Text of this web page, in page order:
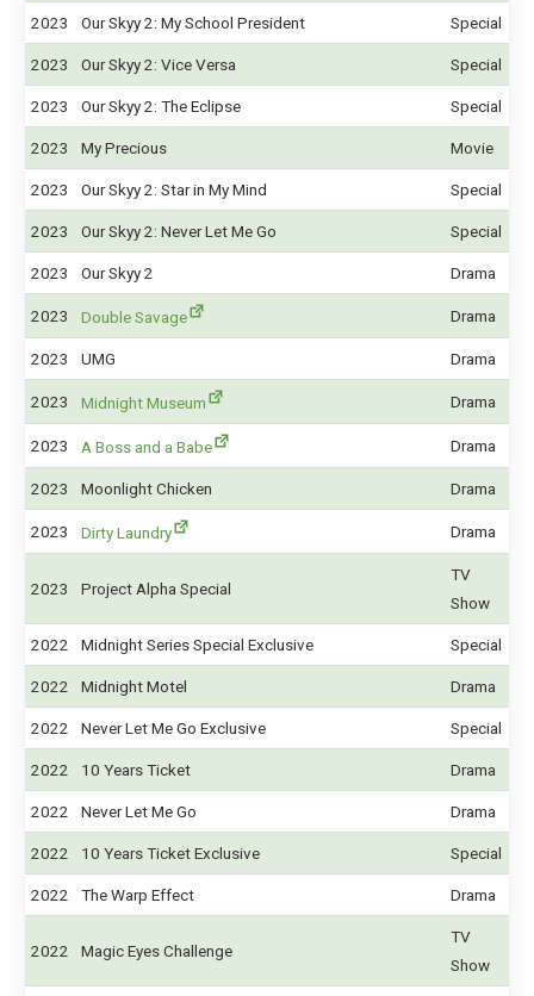
2023 Our Skyy 2: My School President Special
2023 Our Skyy 2: Vice Versa Special
2023 Our Skyy 2: The Eclipse Special
2023 My Precious Movie
2023 Our Skyy 2: Star in My Mind Special
2023 Our Skyy 2: Never Let Me Go Special
2023 Our Skyy 2 Drama
2023 Double Savage Drama
2023 UMG Drama
2023 Midnight Museum Drama
2023 A Boss and a Babe Drama
2023 Moonlight Chicken Drama
2023 Dirty Laundry Drama
2023 Project Alpha Special
TV
Show
2022 Midnight Series Special Exclusive Special
2022 Midnight Motel Drama
2022 Never Let Me Go Exclusive Special
2022 10 Years Ticket Drama
2022 Never Let Me Go Drama
2022 10 Years Ticket Exclusive Special
2022 The Warp Effect Drama
2022 Magic Eyes Challenge
TV
Show